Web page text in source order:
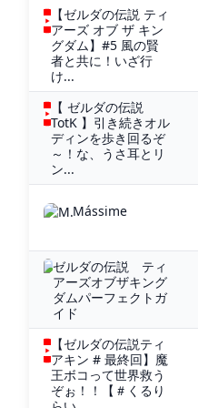
【ゼルダの伝説 ティ
アーズ オブ ザ キン
グダム】#5 風の賢
者と共に！いざ行
け...
【 ゼルダの伝説
TotK 】引き続きオル
ディンを歩き回るぞ
～！な、うさ耳とリ
ン...
Mássime
ゼルダの伝説 ティ
アーズオブザキング
ダムパーフェクトガ
イド
【ゼルダの伝説ティ
アキン # 最終回】魔
王ボコって世界救う
ぞぉ！！【＃くるり